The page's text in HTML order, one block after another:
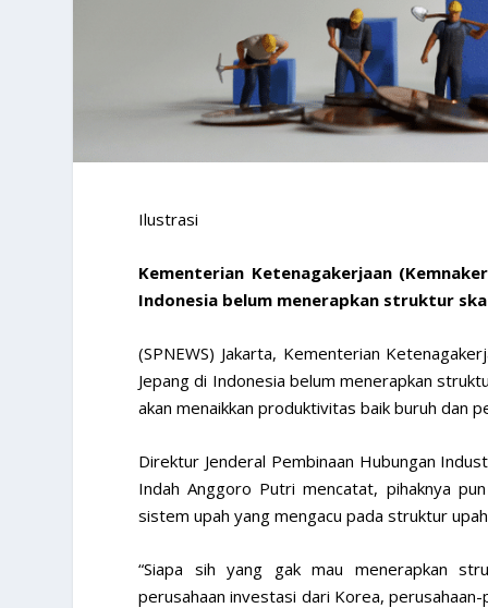
Ilustrasi
Kementerian Ketenagakerjaan
Indonesia belum menerapkan struktur
(SPNEWS) Jakarta, Kementerian
Jepang di Indonesia belum menerapkan
akan menaikkan produktivitas baik buruh dan
Direktur Jenderal Pembinaan Hubungan
Indah Anggoro Putri mencatat, pihaknya
sistem upah yang mengacu pada struktur
“Siapa sih yang gak mau menerapkan
perusahaan investasi dari Korea,